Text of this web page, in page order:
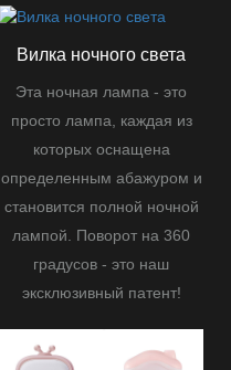
Вилка ночного света
Эта ночная лампа - это
просто лампа, каждая из
которых оснащена
определенным абажуром и
становится полной ночной
лампой. Поворот на 360
градусов - это наш
эксклюзивный патент!